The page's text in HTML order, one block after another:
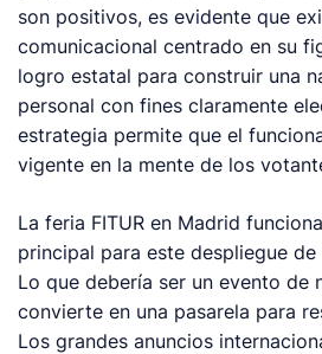
son positivos, es evidente que
comunicacional centrado en su
logro estatal para construir una
personal con fines claramente
estrategia permite que el
vigente en la mente de los
La feria FITUR en Madrid
principal para este despliegue
Lo que debería ser un evento de
convierte en una pasarela para
Los grandes anuncios